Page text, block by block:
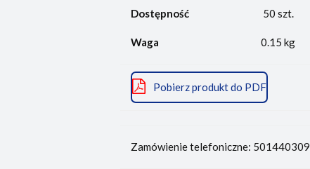
Dostępność 50 szt.
Waga 0.15 kg
Pobierz produkt do PDF
Zamówienie telefoniczne: 501440309